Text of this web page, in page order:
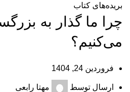
بریده‌های کتاب
چرا ما گذار به
می‌کنیم؟
فروردین 24, 1404
ارسال توسط مهتا رابعی